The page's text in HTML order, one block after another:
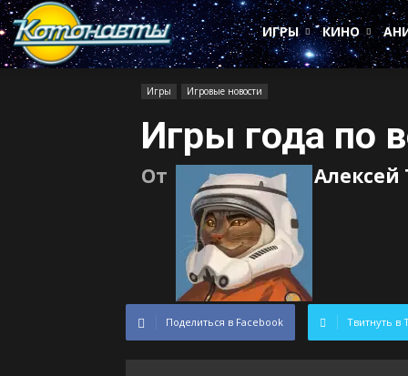
Котонавты
ИГРЫ
КИНО
Игры Игровые новости
Игры года по
От Алексей
Поделиться в Facebook Твитнуть в